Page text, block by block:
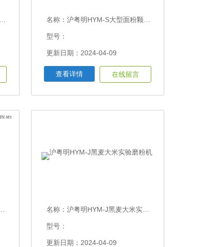
名称： 沪粤明HYM-S大型面粉颗粒实验磨粉机
型号：
更新日期：2024-04-09
查看详情 在线留言
名称： 沪粤明HYM-J黑麦大米实验磨粉机
型号：
更新日期：2024-04-09